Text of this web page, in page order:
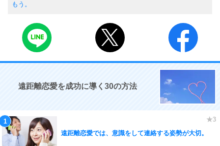
もう。
遠距離恋愛を成功に導く30の方法
遠距離恋愛では、意識をして連絡する姿勢が大切。